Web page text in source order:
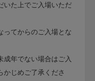
いた上でご入場いただ
ってからのご入場とな
成年でない場合はご入
かじめご了承くださ